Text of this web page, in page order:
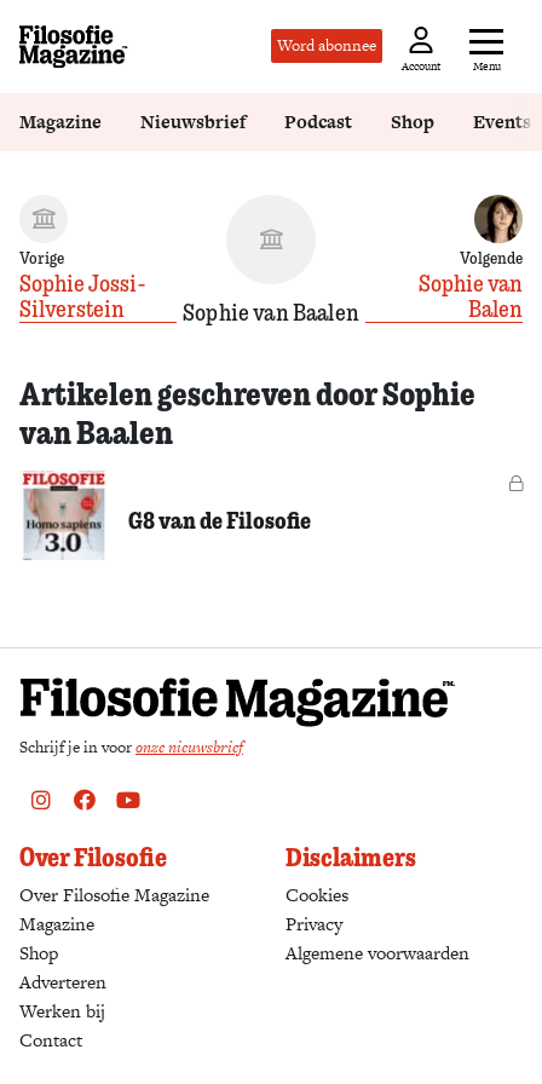
Word abonnee
Account Menu
Magazine Nieuwsbrief Podcast Shop Events
Vorige
Sophie Jossi-
Silverstein
Sophie van Baalen
Volgende
Sophie van
Balen
Artikelen geschreven door Sophie
van Baalen
G8 van de Filosofie
Schrijf je in vooronze nieuwsbrief
Instagram
FacebookYoutube
Over Filosofie
Over Filosofie Magazine
Magazine
Shop
Adverteren
Werken bij
Contact
Disclaimers
Cookies
Privacy
Algemene voorwaarden